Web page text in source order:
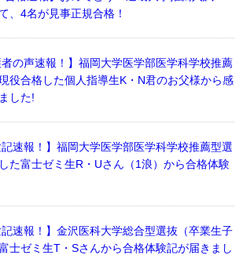
、4名が見事正規合格！
者の声速報！】福岡大学医学部医学科学校推薦
役合格した個人指導生K・N君のお父様から感
した!
記速報！】福岡大学医学部医学科学校推薦型選
た富士ゼミ生R・Uさん（1浪）から合格体験
記速報！】金沢医科大学総合型選抜（卒業生子
士ゼミ生T・Sさんから合格体験記が届きまし